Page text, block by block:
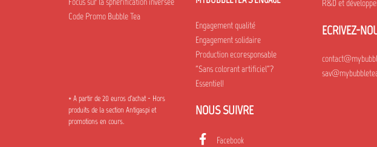
Code Promo Bubble Tea
* A partir de 20 euros d'achat - Hors
produits de la section Antigaspi et
promotions en cours.
Engagement qualité
Engagement solidaire
Production ecoresponsable
"Sans colorant artificiel"?
Essentiel!
NOUS SUIVRE
Facebook
R&D et
ECRIVEZ-